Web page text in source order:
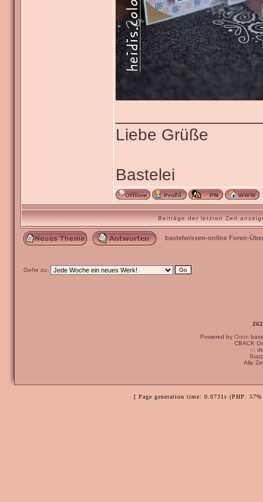
Liebe Grüße
Bastelei
Beiträge der letzten Zeit
bastelwissen-online Foren-
Gehe zu:
Powered by Orion
CBACK
:-:
Alle
[ Page generation time: 0.0731s (PHP: